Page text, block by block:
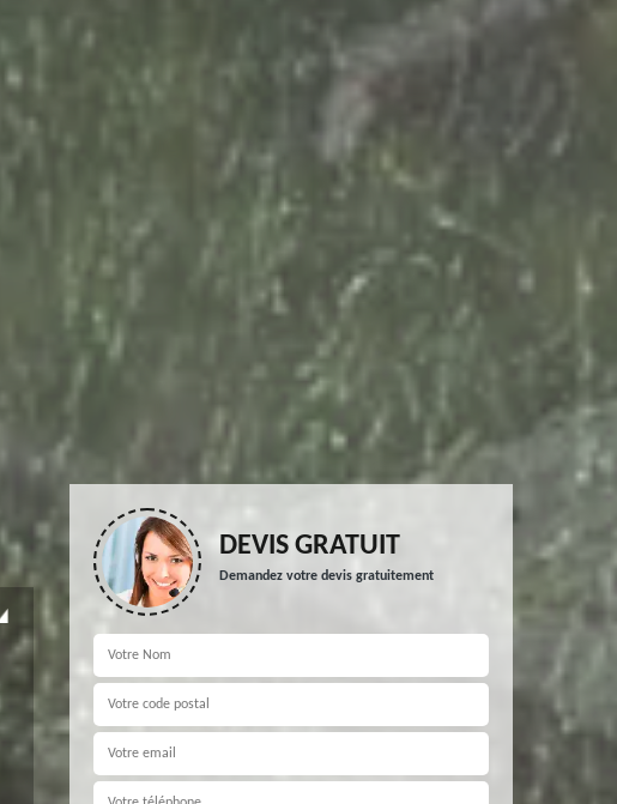
DEVIS GRATUIT
Demandez votre devis gratuitement